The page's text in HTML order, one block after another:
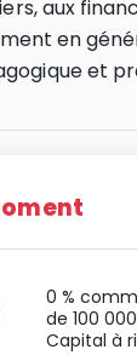
aux
en
et
0 %
de 100
Capital à